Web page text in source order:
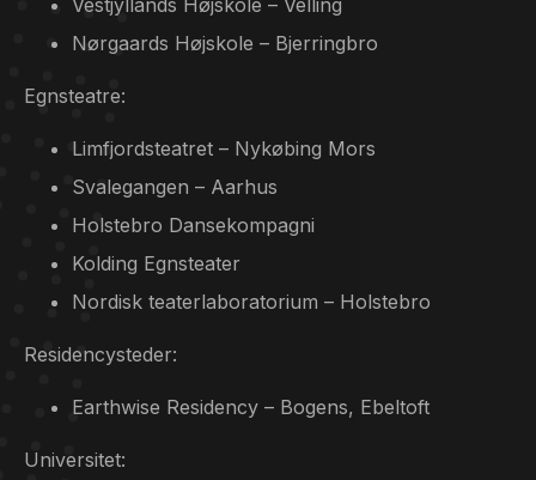
Vestjyllands Højskole – Velling
Nørgaards Højskole – Bjerringbro
Egnsteatre:
Limfjordsteatret – Nykøbing Mors
Svalegangen – Aarhus
Holstebro Dansekompagni
Kolding Egnsteater
Nordisk teaterlaboratorium – Holstebro
Residencysteder:
Earthwise Residency – Bogens, Ebeltoft
Universitet: